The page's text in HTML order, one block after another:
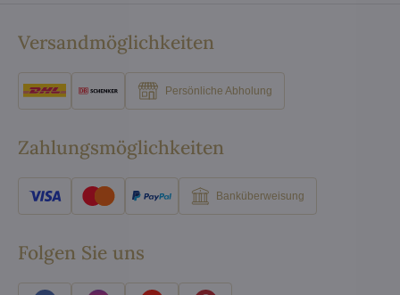
Versandmöglichkeiten
Persönliche Abholung
Zahlungsmöglichkeiten
Banküberweisung
Folgen Sie uns